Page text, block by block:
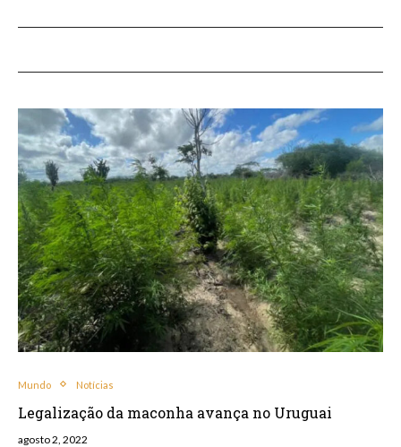
Mundo Notícias
Legalização da maconha avança no Uruguai
agosto 2, 2022